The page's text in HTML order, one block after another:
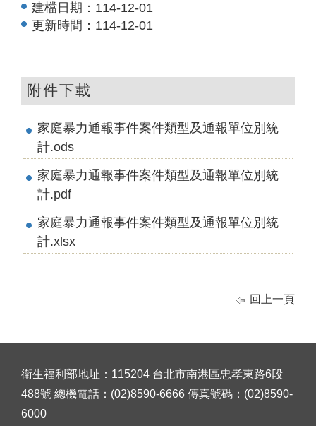
建檔日期： 114-12-01
更新時間： 114-12-01
附件下載
家庭暴力通報事件案件類型及通報單位別統
計.ods
家庭暴力通報事件案件類型及通報單位別統
計.pdf
家庭暴力通報事件案件類型及通報單位別統
計.xlsx
回上一頁
衛生福利部地址：115204 台北市南港區忠孝東路6段
488號 總機電話：(02)8590-6666 傳真號碼：(02)8590-
6000